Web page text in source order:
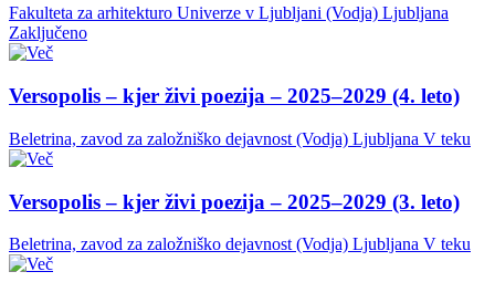
Fakulteta za arhitekturo Univerze v Ljubljani (Vodja) Ljubljana
Zaključeno
Versopolis – kjer živi poezija – 2025–2029 (4. leto)
Beletrina, zavod za založniško dejavnost (Vodja) Ljubljana V teku
Versopolis – kjer živi poezija – 2025–2029 (3. leto)
Beletrina, zavod za založniško dejavnost (Vodja) Ljubljana V teku